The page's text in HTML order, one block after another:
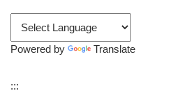
Powered by Translate
:::